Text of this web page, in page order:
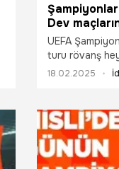
Dev
Oranlar ile
UEFA
turu rövanş
tur atlayacak
heyecanı
18.02.2025